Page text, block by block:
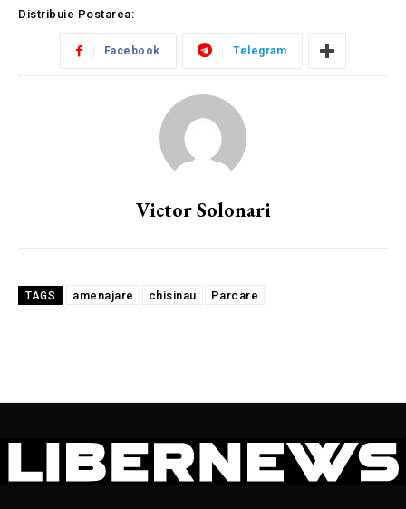
Distribuie Postarea:
Facebook Telegram
Victor Solonari
TAGS amenajare chisinau Parcare